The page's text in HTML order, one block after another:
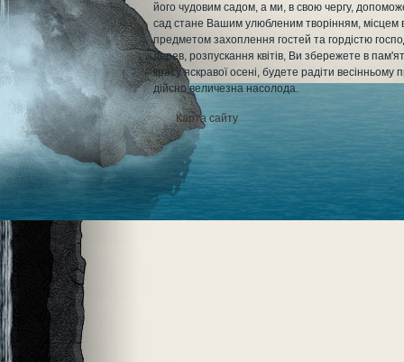
його чудовим садом, а ми, в свою чергу,
сад стане Вашим улюбленим творінням, місцем
предметом захоплення гостей та гордістю
дерев, розпускання квітів, Ви збережете в
красу яскравої осені, будете радіти весінньому
дійсно величезна насолода.
Карта сайту